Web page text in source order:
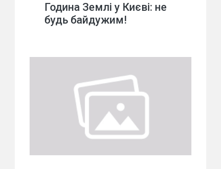
Година Землі у Києві: не
будь байдужим!